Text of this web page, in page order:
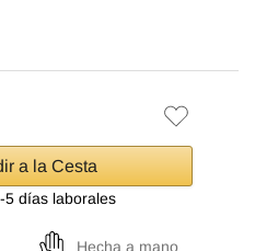
a la Cesta
5 días laborales